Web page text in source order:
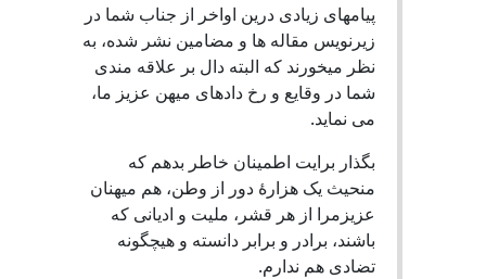
پیامهای زیادی درین اواخر از جناب شما در
زیرنویس مقاله ها و مضامین نشر شده، به
نظر میخورند که البته دال بر علاقه مندی
شما در وقایع و رخ دادهای میهن عزیز ما،
می نماید.
بگذار برایت اطمینان خاطر بدهم که
منحیث یک هزارۀ دور از وطن، هم میهنان
عزیزمرا از هر قشر، ملیت و ادیانی که
باشند، برادر و برابر دانسته و هیچگونه
تضادی هم ندارم.